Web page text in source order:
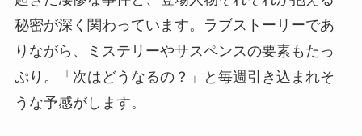
秘密が深く関わっています。ラブストーリーであ
りながら、ミステリーやサスペンスの要素もたっ
ぷり。「次はどうなるの？」と毎週引き込まれそ
うな予感がします。